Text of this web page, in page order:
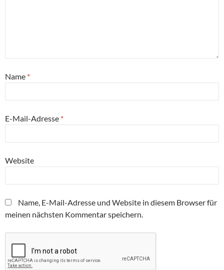
Name *
E-Mail-Adresse *
Website
Name, E-Mail-Adresse und Website in diesem Browser für
meinen nächsten Kommentar speichern.